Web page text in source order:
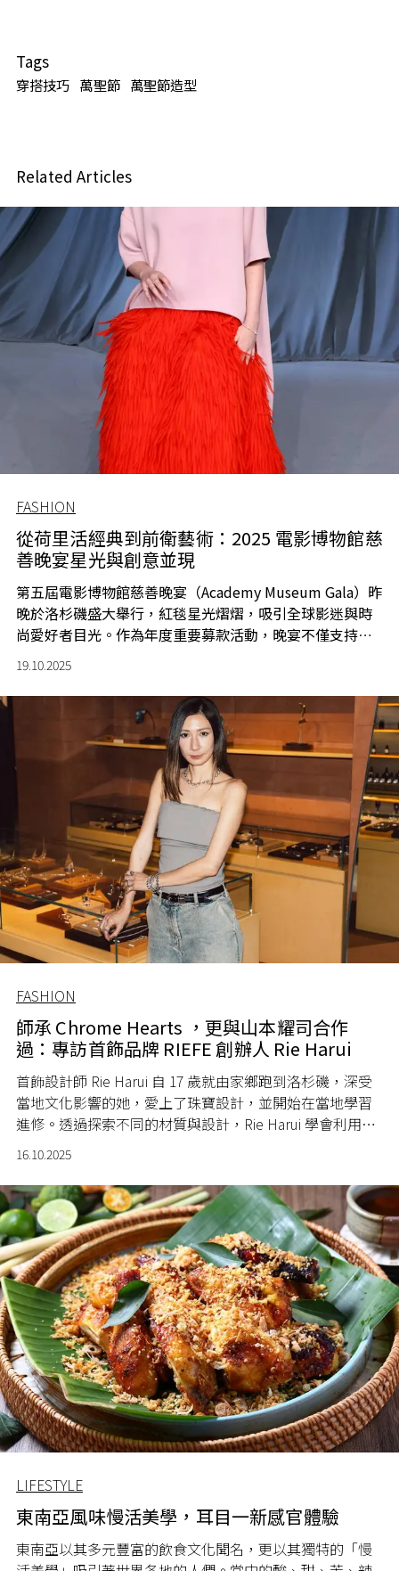
Tags
穿搭技巧 萬聖節 萬聖節造型
Related Articles
FASHION
從荷里活經典到前衛藝術：2025 電影博物館慈
善晚宴星光與創意並現
第五屆電影博物館慈善晚宴（Academy Museum Gala）昨
晚於洛杉磯盛大舉行，紅毯星光熠熠，吸引全球影迷與時
尚愛好者目光。作為年度重要募款活動，晚宴不僅支持電
度盛事。
19.10.2025
FASHION
師承 Chrome Hearts ，更與山本耀司合作
過：專訪首飾品牌 RIEFE 創辦人 Rie Harui
首飾設計師 Rie Harui 自 17 歲就由家鄉跑到洛杉磯，深受
當地文化影響的她，愛上了珠寶設計，並開始在當地學習
進修。透過探索不同的材質與設計，Rie Harui 學會利用首
RIEFE JEWELLERY，甚至有幸獲得山本耀司邀請合作。
16.10.2025
LIFESTYLE
東南亞風味慢活美學，耳目一新感官體驗
東南亞以其多元豐富的飲食文化聞名，更以其獨特的「慢